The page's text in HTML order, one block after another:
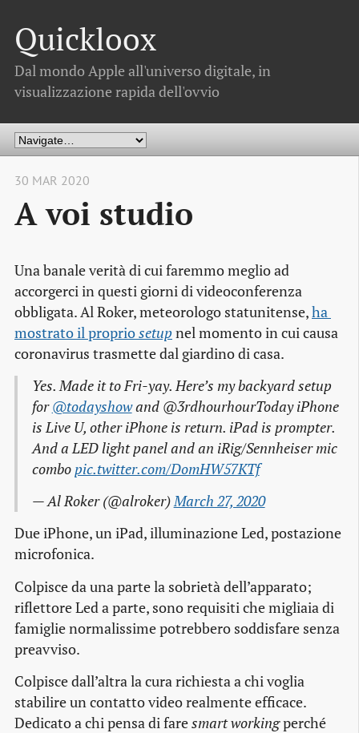
Quickloox
Dal mondo Apple all'universo digitale, in
visualizzazione rapida dell'ovvio
30 MAR 2020
A voi studio
Una banale verità di cui faremmo meglio ad
accorgerci in questi giorni di videoconferenza
obbligata. Al Roker, meteorologo statunitense,ha
mostrato il proprio setupnel momento in cui causa
coronavirus trasmette dal giardino di casa.
Yes. Made it to Fri-yay. Here’s my backyard setup
for@todayshowand @3rdhourhourToday iPhone
is Live U, other iPhone is return. iPad is prompter.
And a LED light panel and an iRig/Sennheiser mic
combo pic.twitter.com/DomHW57KTf
— Al Roker (@alroker)March 27, 2020
Due iPhone, un iPad, illuminazione Led, postazione
microfonica.
Colpisce da una parte la sobrietà dell’apparato;
riflettore Led a parte, sono requisiti che migliaia di
famiglie normalissime potrebbero soddisfare senza
preavviso.
Colpisce dall’altra la cura richiesta a chi voglia
stabilire un contatto video realmente efficace.
Dedicato a chi pensa di faresmart workingperché